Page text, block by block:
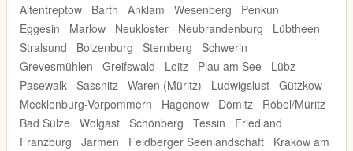
Altentreptow
Barth Anklam Wesenberg
Penkun
Eggesin
Marlow Neukloster Neubrandenburg
Lübtheen
Stralsund
Boizenburg Sternberg
Schwerin
Grevesmühlen
Greifswald Loitz Plau am See
Lübz
Pasewalk Sassnitz Waren (Müritz) Ludwigslust Gützkow
Mecklenburg-Vorpommern
Hagenow Dömitz
Röbel/Müritz
Bad Sülze
Wolgast Schönberg Tessin
Friedland
Franzburg
Jarmen Feldberger Seenlandschaft
Krakow am